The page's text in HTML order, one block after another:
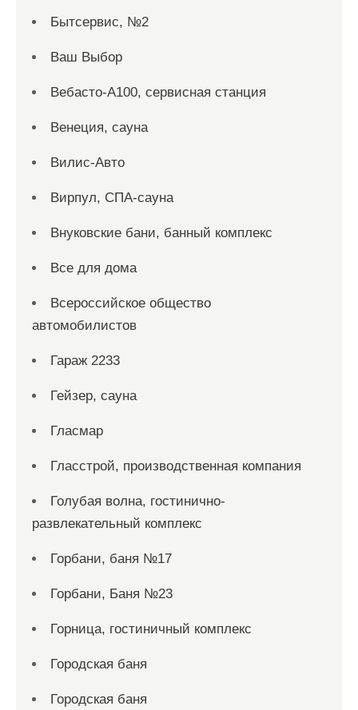
Бытсервис, №2
Ваш Выбор
Вебасто-А100, сервисная станция
Венеция, сауна
Вилис-Авто
Вирпул, СПА-сауна
Внуковские бани, банный комплекс
Все для дома
Всероссийское общество
автомобилистов
Гараж 2233
Гейзер, сауна
Гласмар
Гласстрой, производственная компания
Голубая волна, гостинично-
развлекательный комплекс
Горбани, баня №17
Горбани, Баня №23
Горница, гостиничный комплекс
Городская баня
Городская баня